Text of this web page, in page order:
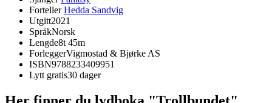
Forteller Hedda Sandvig
Utgitt2021
SpråkNorsk
Lengde8t 45m
ForleggerVigmostad & Bjørke AS
ISBN9788233409951
Lytt gratis30 dager